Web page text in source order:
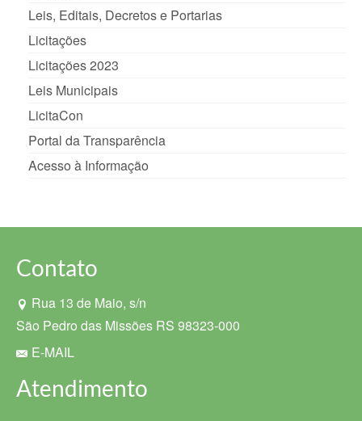
Leis, Editais, Decretos e Portarias
Licitações
Licitações 2023
Leis Municipais
LicitaCon
Portal da Transparência
Acesso à Informação
Contato
Rua 13 de Maio, s/n
São Pedro das Missões RS 98323-000
E-MAIL
Atendimento